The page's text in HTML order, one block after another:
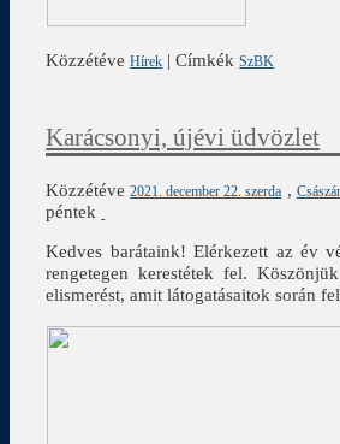
Közzétéve Hírek |Címkék SzBK
Karácsonyi, újévi üdvözlet
Közzétéve2021. december 22. szerda ,
péntek
Kedves barátaink! Elérkezett az év
rengetegen kerestétek fel.
elismerést, amit látogatásaitok során